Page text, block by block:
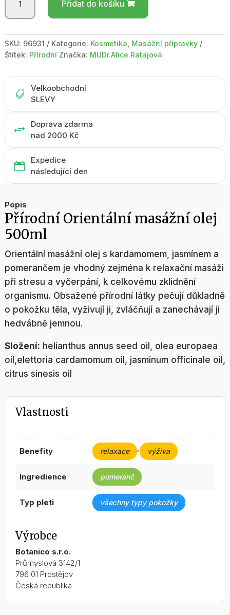
masážní
olej
množství
Přidat do košíku
SKU: 96931 Kategorie: Kosmetika Masážní přípravky
Štítek: Přírodní Značka: MUDr.Alice Ratajová

Velkoobchodní
SLEVY
+
Doprava zdarma
nad 2000 Kč

Expedice
následující den
Popis
Přírodní Orientální masážní olej
500ml
Orientální masážní olej s kardamomem, jasmínem a
pomerančem je vhodný zejména k relaxační masáži
při stresu a vyčerpání, k celkovému zklidnění
organismu. Obsažené přírodní látky pečují důkladně
o pokožku těla, vyživují ji, zvláčňují a zanechávají ji
hedvábně jemnou.
Složení: helianthus annus seed oil, olea europaea
oil,elettoria cardamomum oil, jasminum officinale oil,
citrus sinesis oil
Vlastnosti
benefity relaxace , výživa
ingredience pomeranč
typ pleti všechny typy pokožky
Výrobce
Botanico s.r.o.
Průmyslová 3142/1
796 01 Prostějov
Česká republika